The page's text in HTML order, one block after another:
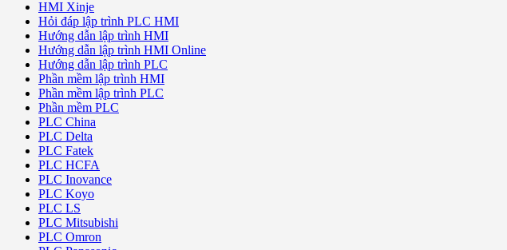
HMI Xinje
Hỏi đáp lập trình PLC HMI
Hướng dẫn lập trình HMI
Hướng dẫn lập trình HMI Online
Hướng dẫn lập trình PLC
Phần mềm lập trình HMI
Phần mềm lập trình PLC
Phần mềm PLC
PLC China
PLC Delta
PLC Fatek
PLC HCFA
PLC Inovance
PLC Koyo
PLC LS
PLC Mitsubishi
PLC Omron